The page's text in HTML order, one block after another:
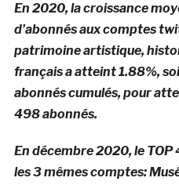
En 2020, la croissance
d’abonnés aux comptes
patrimoine artistique,
français a atteint 1.88%,
abonnés cumulés, pour
498 abonnés.
En décembre 2020, le
les 3 mêmes comptes: